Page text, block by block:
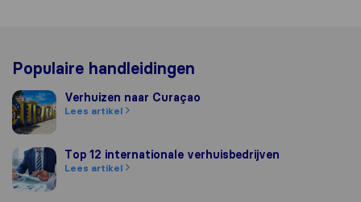
Populaire handleidingen
Verhuizen naar Curaçao
Verhuizen naar Curaçao
Lees artikel
Top 12 internationale verhuisbedrijven
Top 12 internationale verhuisbedrijven
Lees artikel